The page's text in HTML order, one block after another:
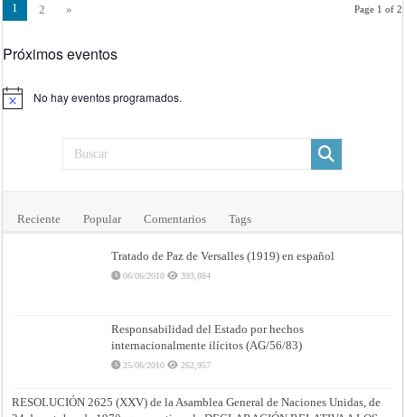
Page 1 of 2
1 2 »
Próximos eventos
Aviso No hay eventos programados.
Reciente Popular Comentarios Tags
Tratado de Paz de Versalles (1919) en español
06/06/2010 393,884
Responsabilidad del Estado por hechos
internacionalmente ilícitos (AG/56/83)
25/06/2010 262,957
RESOLUCIÓN 2625 (XXV) de la Asamblea General de Naciones Unidas, de